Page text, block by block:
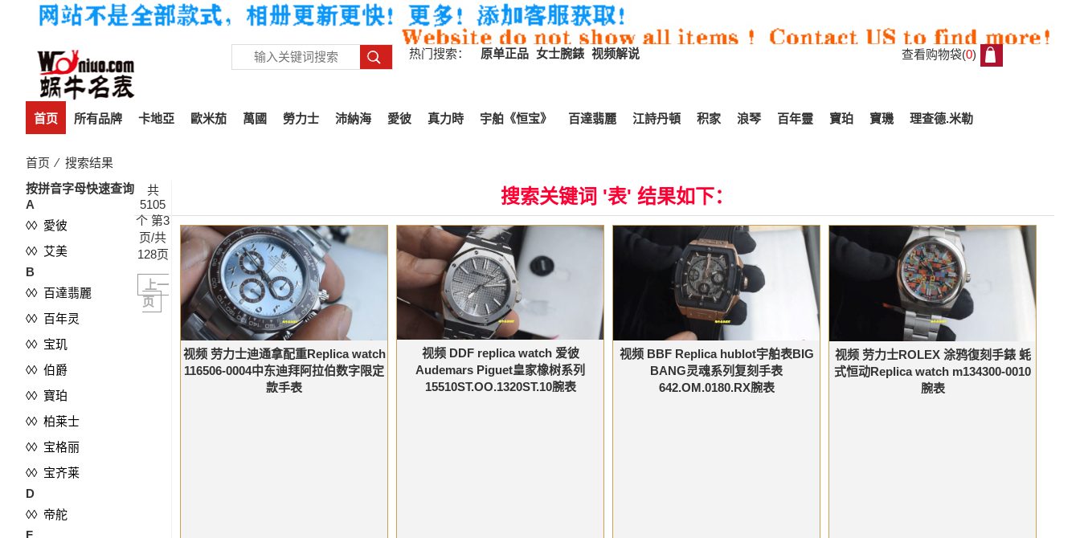
热门搜索： 原单正品 女士腕錶 视频解说 查看购物袋(0)
首页 所有品牌 卡地亞 歐米茄 萬國 勞力士 沛納海 愛彼 真力時 宇舶《恒宝》 百達翡麗 江詩丹頓 积家 浪琴 百年靈 寶珀 寶璣 理查德.米勒
首页 ⁄ 搜索结果
按拼音字母快速查询
A
◊◊ 愛彼
◊◊ 艾美
B
◊◊ 百達翡麗
◊◊ 百年灵
◊◊ 宝玑
◊◊ 伯爵
◊◊ 寶珀
◊◊ 柏莱士
◊◊ 宝格丽
◊◊ 宝齐莱
D
◊◊ 帝舵
搜索关键词 '表' 结果如下：
视频 劳力士迪通拿配重Replica watch
116506-0004中东迪拜阿拉伯数字限定
款手表
视频 DDF replica watch 爱彼
Audemars Piguet皇家橡树系列
15510ST.OO.1320ST.10腕表
视频 BBF Replica hublot宇舶表BIG
BANG灵魂系列复刻手表
642.OM.0180.RX腕表
视频 劳力士ROLEX 涂鸦復刻手錶 蚝
式恒动Replica watch m134300-0010
腕表
共
5105
个 第3
页/共
128页
上一
页